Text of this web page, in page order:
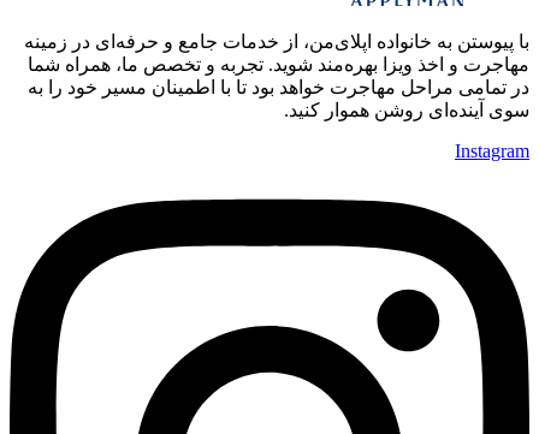
با پیوستن به خانواده اپلای‌من، از خدمات جامع و حرفه‌ای در زمینه
مهاجرت و اخذ ویزا بهره‌مند شوید. تجربه و تخصص ما، همراه شما
در تمامی مراحل مهاجرت خواهد بود تا با اطمینان مسیر خود را به
سوی آینده‌ای روشن هموار کنید.
Instagram